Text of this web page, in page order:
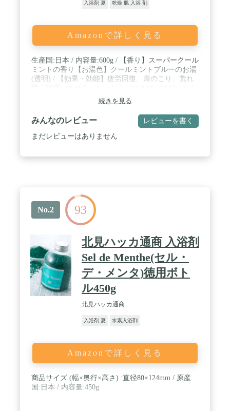
入浴剤 夏 乾燥 肌 入浴 剤
Amazonで詳しく見る
生産国:日本 / 内容量:600g / 【香り】スーパークール
ミントの香り【お湯色】クールミントブルーのお湯
(透明) / 【効果・効能】疲労回復、肩のこり、荒れ
やけ、あかぎれ、うちみ、くじき、神経痛、リウマ
チ、痔、冷え症、産前産後の冷え症 / 商品サイズ
(高さ×奥行×幅): 70mm×110mm×156mm
続きを見る
みんなのレビュー レビューを書く
まだレビューはありません
No.2 93
北見ハッカ通商 入浴剤
Sel de Menthe(セル・
デ・メンタ)徳用ボト
ル450g
北見ハッカ通商
入浴剤 夏 水素入浴剤
Amazonで詳しく見る
商品サイズ (幅×奥行×高さ) :直径80×124mm / 原産
国:日本 / 内容量:450g